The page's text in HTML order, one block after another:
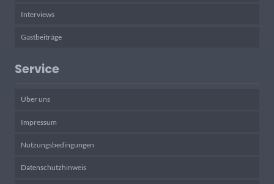
Interviews
Gastbeiträge
Service
Über uns
Impressum
Nutzungsbedingungen
Datenschutzhinweis